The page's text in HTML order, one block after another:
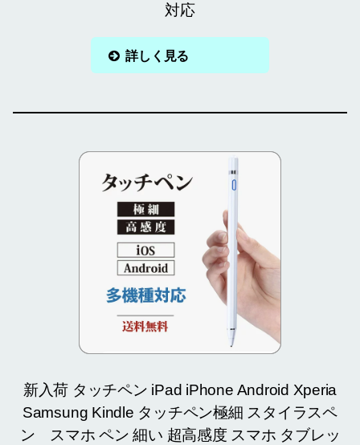
対応
詳しく見る
新入荷 タッチペン iPad iPhone Android Xperia
Samsung Kindle タッチペン極細 スタイラスペ
ン スマホ ペン 細い 超高感度 スマホ タブレッ